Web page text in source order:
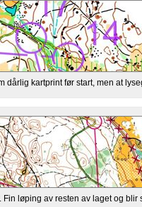
dårlig kartprint før start, men at
løping av resten av laget og blir